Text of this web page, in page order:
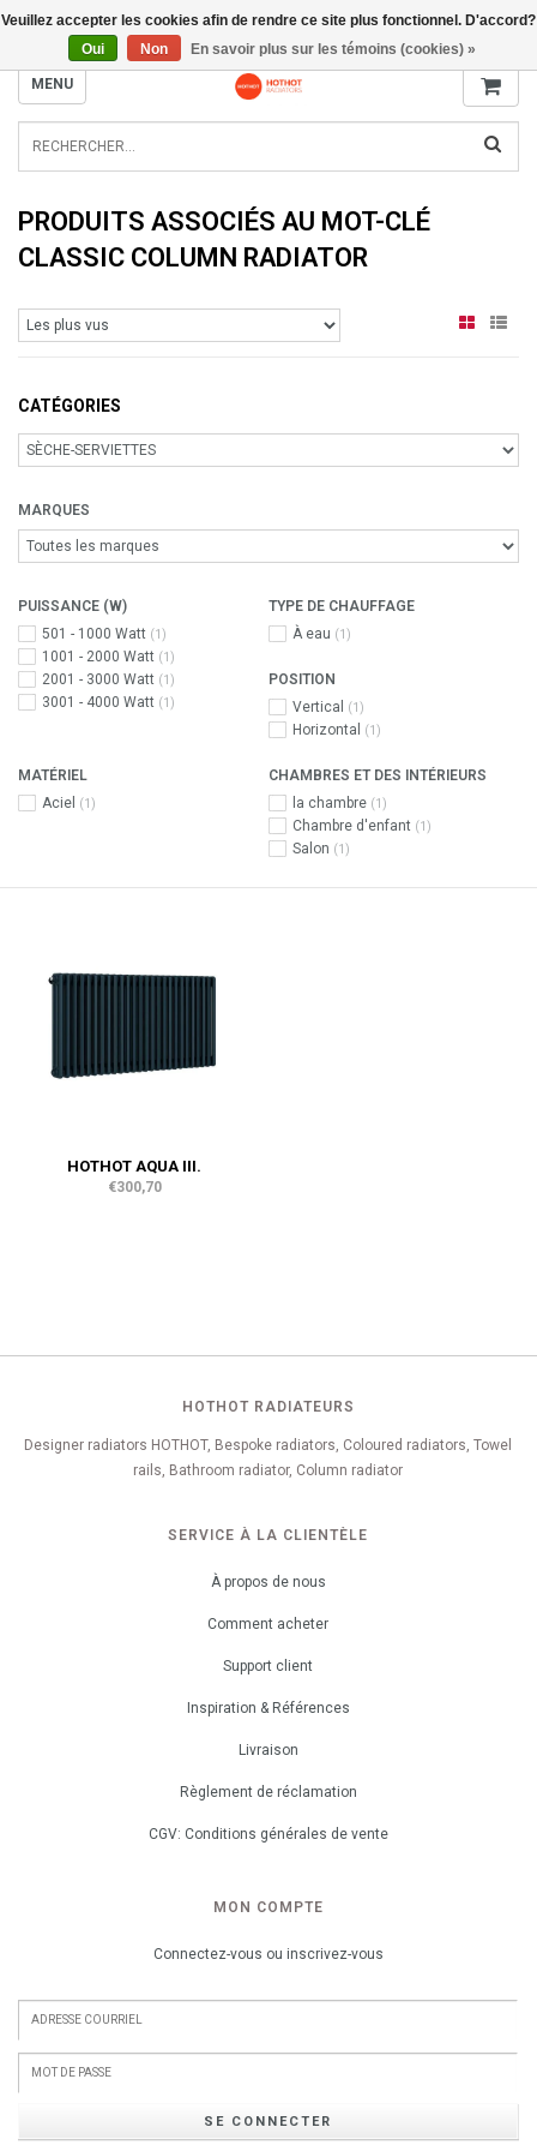
INFO@RADIATORS.SHOP
MENU
PRODUITS ASSOCIÉS AU MOT-CLÉ
CLASSIC COLUMN RADIATOR
CATÉGORIES
MARQUES
PUISSANCE (W)
501 - 1000 Watt (1)
1001 - 2000 Watt (1)
2001 - 3000 Watt (1)
3001 - 4000 Watt (1)
TYPE DE CHAUFFAGE
À eau (1)
POSITION
Vertical
(1)
Horizontal (1)
MATÉRIEL
Aciel
(1)
CHAMBRES ET DES INTÉRIEURS
la chambre (1)
Chambre d'enfant (1)
Salon (1)
HOTHOT AQUA III.
€300,70
HOTHOT RADIATEURS
Designer radiators HOTHOT, Bespoke radiators, Coloured radiators, Towel
rails, Bathroom radiator, Column radiator
SERVICE À LA CLIENTÈLE
À propos de nous
Comment acheter
Support client
Inspiration & Références
Livraison
Règlement de réclamation
CGV: Conditions générales de vente
MON COMPTE
Connectez-vous ou inscrivez-vous
SE CONNECTER
Veuillez accepter les cookies afin de rendre ce site plus fonctionnel. D'accord?
Oui
Non En savoir plus sur les témoins (cookies) »